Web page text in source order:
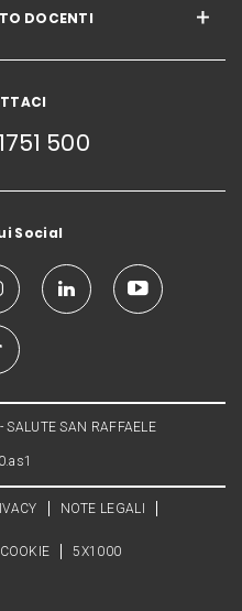
DOCENTI
500
Social
SAN RAFFAELE
NOTE LEGALI
5X1000